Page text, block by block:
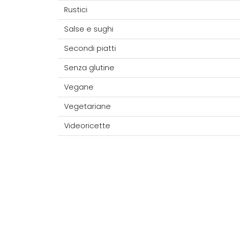
Rustici
Salse e sughi
Secondi piatti
Senza glutine
Vegane
Vegetariane
Videoricette